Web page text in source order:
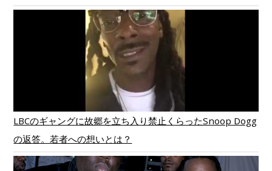
LBCのギャングに故郷を立ち入り禁止くらったSnoop Dogg
の返答。若者への想いとは？